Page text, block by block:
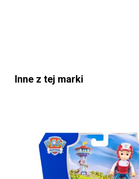
Inne z tej marki